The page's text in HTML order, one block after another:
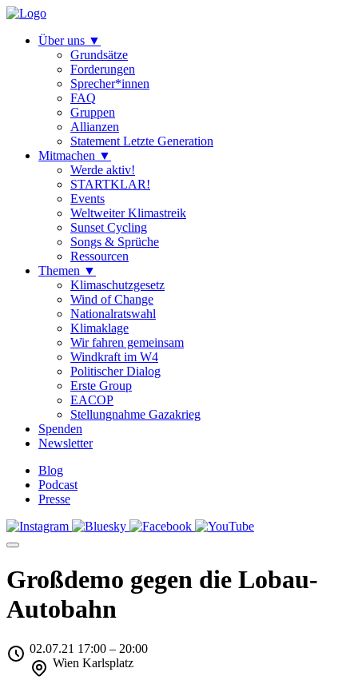
Über uns ▼
Grundsätze
Forderungen
Sprecher*innen
FAQ
Gruppen
Allianzen
Statement Letzte Generation
Mitmachen ▼
Werde aktiv!
STARTKLAR!
Events
Weltweiter Klimastreik
Sunset Cycling
Songs & Sprüche
Ressourcen
Themen ▼
Klimaschutzgesetz
Wind of Change
Nationalratswahl
Klimaklage
Wir fahren gemeinsam
Windkraft im W4
Politischer Dialog
Erste Group
EACOP
Stellungnahme Gazakrieg
Spenden
Newsletter
Blog
Podcast
Presse
Großdemo gegen die Lobau-
Autobahn
02.07.21 17:00 – 20:00
Wien Karlsplatz